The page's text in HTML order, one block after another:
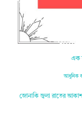
এক
আধুনিক
জোনাকি জ্বলা রাতের